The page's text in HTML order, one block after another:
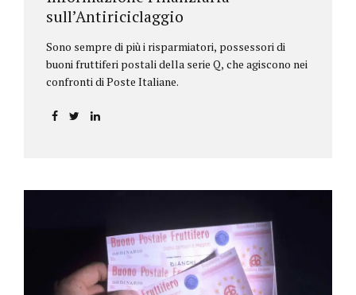
sull’Antiriciclaggio
Sono sempre di più i risparmiatori, possessori di
buoni fruttiferi postali della serie Q, che agiscono nei
confronti di Poste Italiane.